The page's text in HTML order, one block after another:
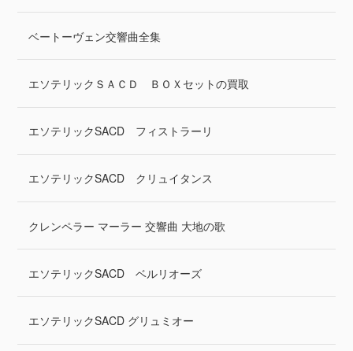
ベートーヴェン交響曲全集
エソテリックＳＡＣＤ ＢＯＸセットの買取
エソテリックSACD フィストラーリ
エソテリックSACD クリュイタンス
クレンペラー マーラー 交響曲 大地の歌
エソテリックSACD ベルリオーズ
エソテリックSACD グリュミオー